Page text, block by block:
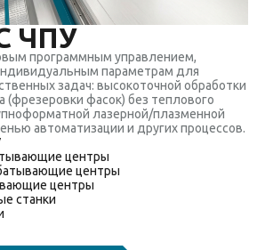
ЧПУ
программным управлением,
параметрам для
задач: высокоточной обработки
(фрезеровки фасок) без теплового
лазерной/плазменной
автоматизации и других процессов.
центры
центры
центры
станки